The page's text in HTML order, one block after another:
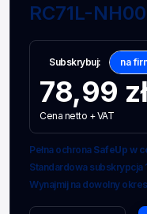
RC71L-
Subskrybuj: na
78,99 zł
Cena netto + VAT
Pełna ochrona SafeUp w
Standardowa subskrypcja
Wynajmij na dowolny